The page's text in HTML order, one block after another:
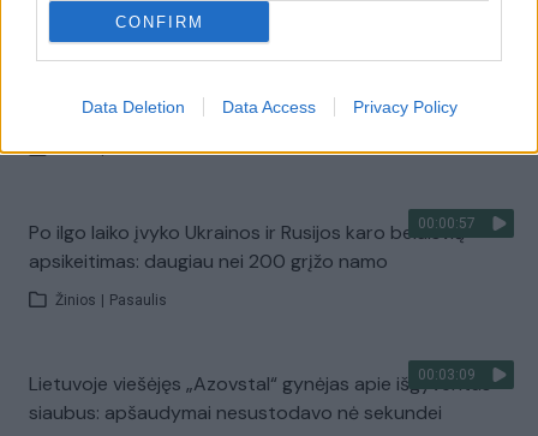
CONFIRM
Data Deletion Data Access Privacy Policy
vieni mini raketas, kiti Ukrainos belaisvius
Žinios | Pasaulis
00:00:57
Po ilgo laiko įvyko Ukrainos ir Rusijos karo belaisvių
apsikeitimas: daugiau nei 200 grįžo namo
Žinios Pasaulis
00:03:09
Lietuvoje viešėjęs „Azovstal“ gynėjas apie išgyventus
siaubus: apšaudymai nesustodavo nė sekundei